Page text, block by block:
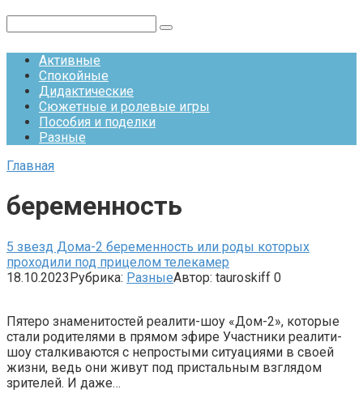
Активные
Спокойные
Дидактические
Сюжетные и ролевые игры
Пособия и поделки
Разные
Главная
беременность
5 звезд Дома-2 беременность или роды которых
проходили под прицелом телекамер
18.10.2023Рубрика: РазныеАвтор: tauroskiff 0
Пятеро знаменитостей реалити-шоу «Дом-2», которые
стали родителями в прямом эфире Участники реалити-
шоу сталкиваются с непростыми ситуациями в своей
жизни, ведь они живут под пристальным взглядом
зрителей. И даже…